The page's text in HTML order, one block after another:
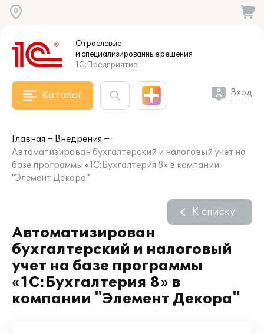
Отраслевые
и специализированныерешения
1С:Предприятие
Каталог Вход
Главная
Внедрения
Автоматизирован бухгалтерский и налоговый учет на
базе программы «1С:Бухгалтерия 8» в компании
"Элемент Декора"
Автоматизирован
бухгалтерский и налоговый
учет на базе программы
«1С:Бухгалтерия 8» в
компании "Элемент Декора"
К списку